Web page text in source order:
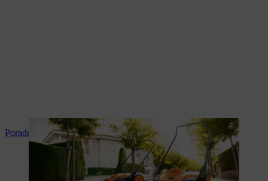
Poradenství a instrukce k produktům